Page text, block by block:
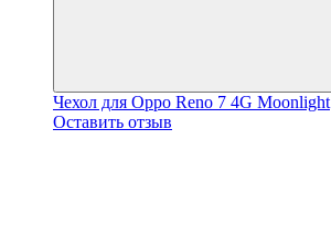
Чехол для Oppo Reno 7 4G Moonlight
Оставить отзыв